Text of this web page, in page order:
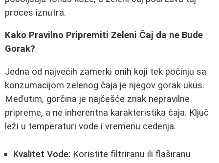
proces iznutra.
Kako Pravilno Pripremiti Zeleni Čaj da ne Bude
Gorak?
Jedna od najvećih zamerki onih koji tek počinju sa
konzumacijom zelenog čaja je njegov gorak ukus.
Međutim, gorčina je najčešće znak nepravilne
pripreme, a ne inherentna karakteristika čaja. Ključ
leži u temperaturi vode i vremenu cedenja.
Kvalitet Vode: Koristite filtriranu ili flaširanu